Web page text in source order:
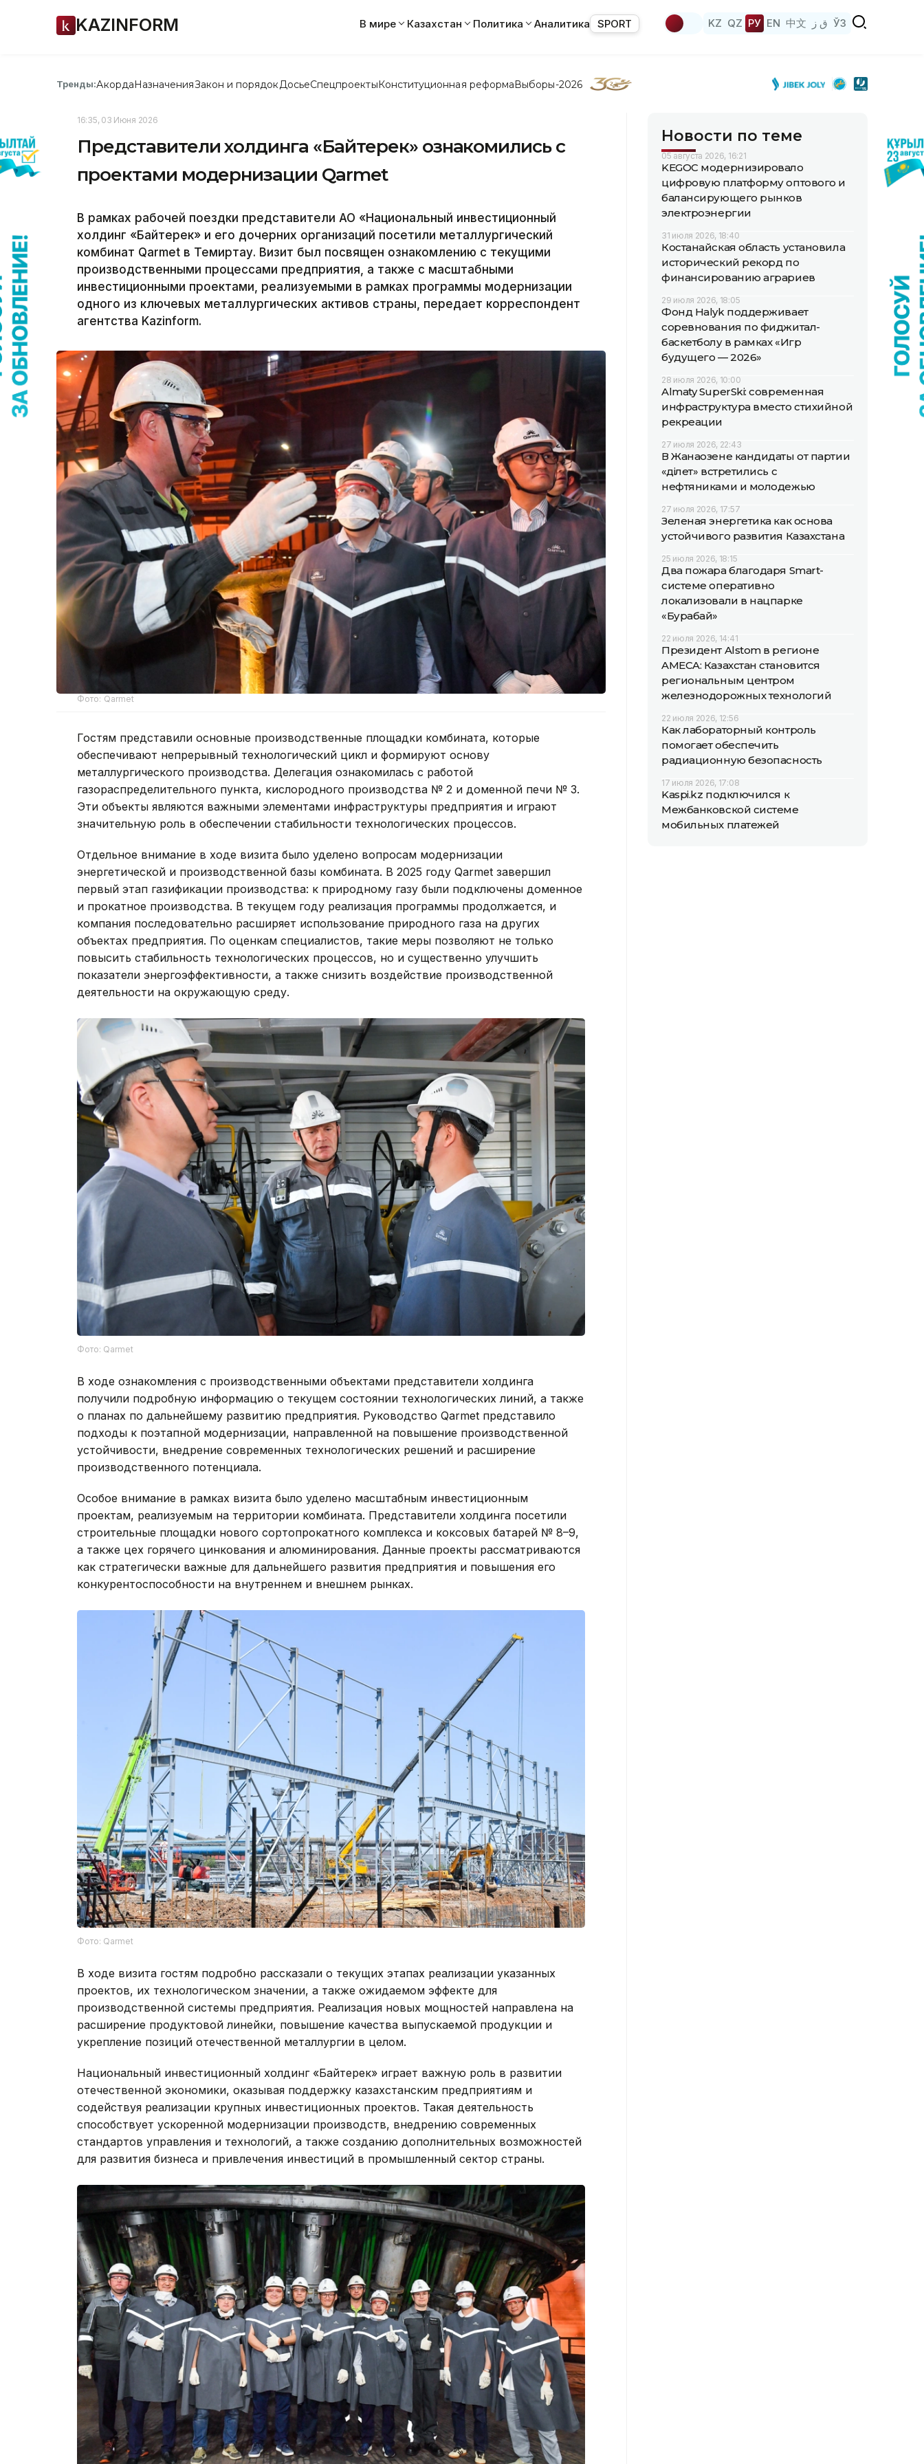
KAZINFORM В мире Казахстан Политика Аналитика SPORT KZ QZ РУ EN 中文 ق ز ЎЗ
Тренды:АкордаНазначенияЗакон и порядок ДосьеСпецпроектыКонституционная реформаВыборы-2026
16:35, 03 Июня 2026
Представители холдинга «Байтерек» ознакомились с
проектами модернизации Qarmet
В рамках рабочей поездки представители АО «Национальный инвестиционный
холдинг «Байтерек» и его дочерних организаций посетили металлургический
комбинат Qarmet в Темиртау. Визит был посвящен ознакомлению с текущими
производственными процессами предприятия, а также с масштабными
инвестиционными проектами, реализуемыми в рамках программы модернизации
одного из ключевых металлургических активов страны, передает корреспондент
агентства Kazinform.
Фото: Qarmet
Гостям представили основные производственные площадки комбината, которые
обеспечивают непрерывный технологический цикл и формируют основу
металлургического производства. Делегация ознакомилась с работой
газораспределительного пункта, кислородного производства № 2 и доменной печи № 3.
Эти объекты являются важными элементами инфраструктуры предприятия и играют
значительную роль в обеспечении стабильности технологических процессов.
Отдельное внимание в ходе визита было уделено вопросам модернизации
энергетической и производственной базы комбината. В 2025 году Qarmet завершил
первый этап газификации производства: к природному газу были подключены доменное
и прокатное производства. В текущем году реализация программы продолжается, и
компания последовательно расширяет использование природного газа на других
объектах предприятия. По оценкам специалистов, такие меры позволяют не только
повысить стабильность технологических процессов, но и существенно улучшить
показатели энергоэффективности, а также снизить воздействие производственной
деятельности на окружающую среду.
Фото: Qarmet
В ходе ознакомления с производственными объектами представители холдинга
получили подробную информацию о текущем состоянии технологических линий, а также
о планах по дальнейшему развитию предприятия. Руководство Qarmet представило
подходы к поэтапной модернизации, направленной на повышение производственной
устойчивости, внедрение современных технологических решений и расширение
производственного потенциала.
Особое внимание в рамках визита было уделено масштабным инвестиционным
проектам, реализуемым на территории комбината. Представители холдинга посетили
строительные площадки нового сортопрокатного комплекса и коксовых батарей № 8–9,
а также цех горячего цинкования и алюминирования. Данные проекты рассматриваются
как стратегически важные для дальнейшего развития предприятия и повышения его
конкурентоспособности на внутреннем и внешнем рынках.
Фото: Qarmet
В ходе визита гостям подробно рассказали о текущих этапах реализации указанных
проектов, их технологическом значении, а также ожидаемом эффекте для
производственной системы предприятия. Реализация новых мощностей направлена на
расширение продуктовой линейки, повышение качества выпускаемой продукции и
укрепление позиций отечественной металлургии в целом.
Национальный инвестиционный холдинг «Байтерек» играет важную роль в развитии
отечественной экономики, оказывая поддержку казахстанским предприятиям и
содействуя реализации крупных инвестиционных проектов. Такая деятельность
способствует ускоренной модернизации производств, внедрению современных
стандартов управления и технологий, а также созданию дополнительных возможностей
для развития бизнеса и привлечения инвестиций в промышленный сектор страны.
Новости по теме
05 августа 2026, 16:21
KEGOC модернизировало
цифровую платформу оптового и
балансирующего рынков
электроэнергии
31 июля 2026, 18:40
Костанайская область установила
исторический рекорд по
финансированию аграриев
29 июля 2026, 18:05
Фонд Halyk поддерживает
соревнования по фиджитал-
баскетболу в рамках «Игр
будущего — 2026»
28 июля 2026, 10:00
Almaty SuperSki: современная
инфраструктура вместо стихийной
рекреации
27 июля 2026, 22:43
В Жанаозене кандидаты от партии
«Әділет» встретились с
нефтяниками и молодежью
27 июля 2026, 17:57
Зеленая энергетика как основа
устойчивого развития Казахстана
25 июля 2026, 18:15
Два пожара благодаря Smart-
системе оперативно
локализовали в нацпарке
«Бурабай»
22 июля 2026, 14:41
Президент Alstom в регионе
AMECA: Казахстан становится
региональным центром
железнодорожных технологий
22 июля 2026, 12:56
Как лабораторный контроль
помогает обеспечить
радиационную безопасность
17 июля 2026, 17:08
Kaspi.kz подключился к
Межбанковской системе
мобильных платежей